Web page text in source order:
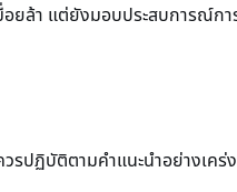
ยล้า แต่ยังมอบประสบการณ์
วรปฏิบัติตามคำแนะนำอย่างเคร่